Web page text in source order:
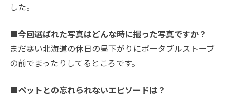
した。
■今回選ばれた写真はどんな時に撮った写真ですか？
まだ寒い北海道の休日の昼下がりにポータブルストーブ
の前でまったりしてるところです。
■ペットとの忘れられないエピソードは？